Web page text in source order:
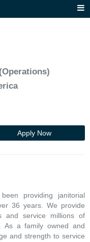
Apply Now
providing janitorial
36 years. We provide
and service millions of
a family owned and
and strength to service